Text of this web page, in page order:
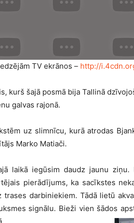
TV ekrānos – http://
kurš šajā posmā bija Tallinā
galvas rajonā.
uz slimnīcu, kurā atrodas
Marko Matiači.
laikā iegūsim daudz jaunu
pierādījums, ka sacīkstes
darbiniekiem. Tādā lietū
signālu. Bieži vien šādos